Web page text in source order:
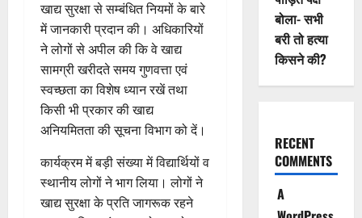
खाद्य सुरक्षा से सम्बंधित नियमों के बारे
में जानकारी प्रदान की। अधिकारियों
ने लोगों से अपील की कि वे खाद्य
सामग्री खरीदते समय गुणवत्ता एवं
स्वच्छता का विशेष ध्यान रखें तथा
किसी भी प्रकार की खाद्य
अनियमितता की सूचना विभाग को दें।
कार्यक्रम में बड़ी संख्या में विद्यार्थियों व
स्थानीय लोगों ने भाग लिया। लोगों ने
खाद्य सुरक्षा के प्रति जागरूक रहने
बोला- सभी
बरी तो हत्या
किसने की?
RECENT
COMMENTS
A